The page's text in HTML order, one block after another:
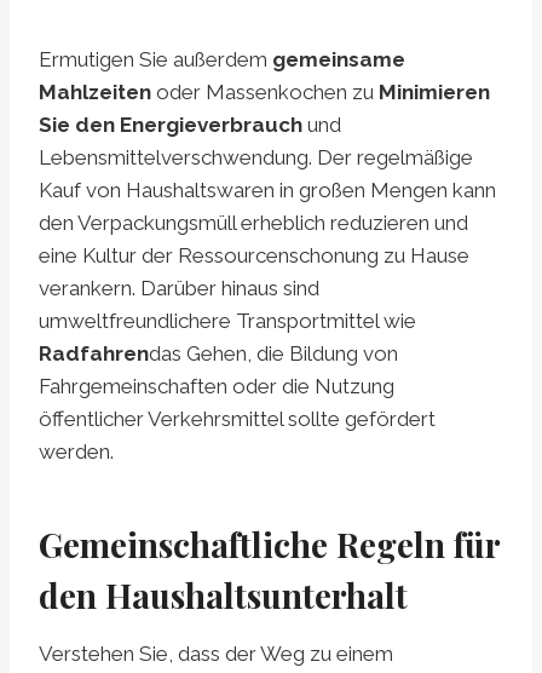
Ermutigen Sie außerdem gemeinsame
Mahlzeiten oder Massenkochen zu Minimieren
Sie den Energieverbrauch und
Lebensmittelverschwendung. Der regelmäßige
Kauf von Haushaltswaren in großen Mengen kann
den Verpackungsmüll erheblich reduzieren und
eine Kultur der Ressourcenschonung zu Hause
verankern. Darüber hinaus sind
umweltfreundlichere Transportmittel wie
Radfahrendas Gehen, die Bildung von
Fahrgemeinschaften oder die Nutzung
öffentlicher Verkehrsmittel sollte gefördert
werden.
Gemeinschaftliche Regeln für
den Haushaltsunterhalt
Verstehen Sie, dass der Weg zu einem